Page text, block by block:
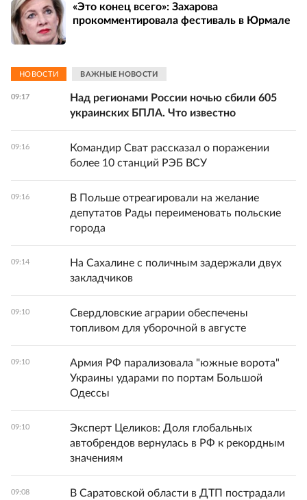
«Это конец всего»: Захарова
прокомментировала фестиваль в Юрмале
НОВОСТИ ВАЖНЫЕ НОВОСТИ
09:17
Над регионами России ночью сбили 605
украинских БПЛА. Что известно
09:16
Командир Сват рассказал о поражении
более 10 станций РЭБ ВСУ
09:16
В Польше отреагировали на желание
депутатов Рады переименовать польские
города
09:14
На Сахалине с поличным задержали двух
закладчиков
09:10
Свердловские аграрии обеспечены
топливом для уборочной в августе
09:10
Армия РФ парализовала "южные ворота"
Украины ударами по портам Большой
Одессы
09:10
Эксперт Целиков: Доля глобальных
автобрендов вернулась в РФ к рекордным
значениям
09:08
В Саратовской области в ДТП пострадали